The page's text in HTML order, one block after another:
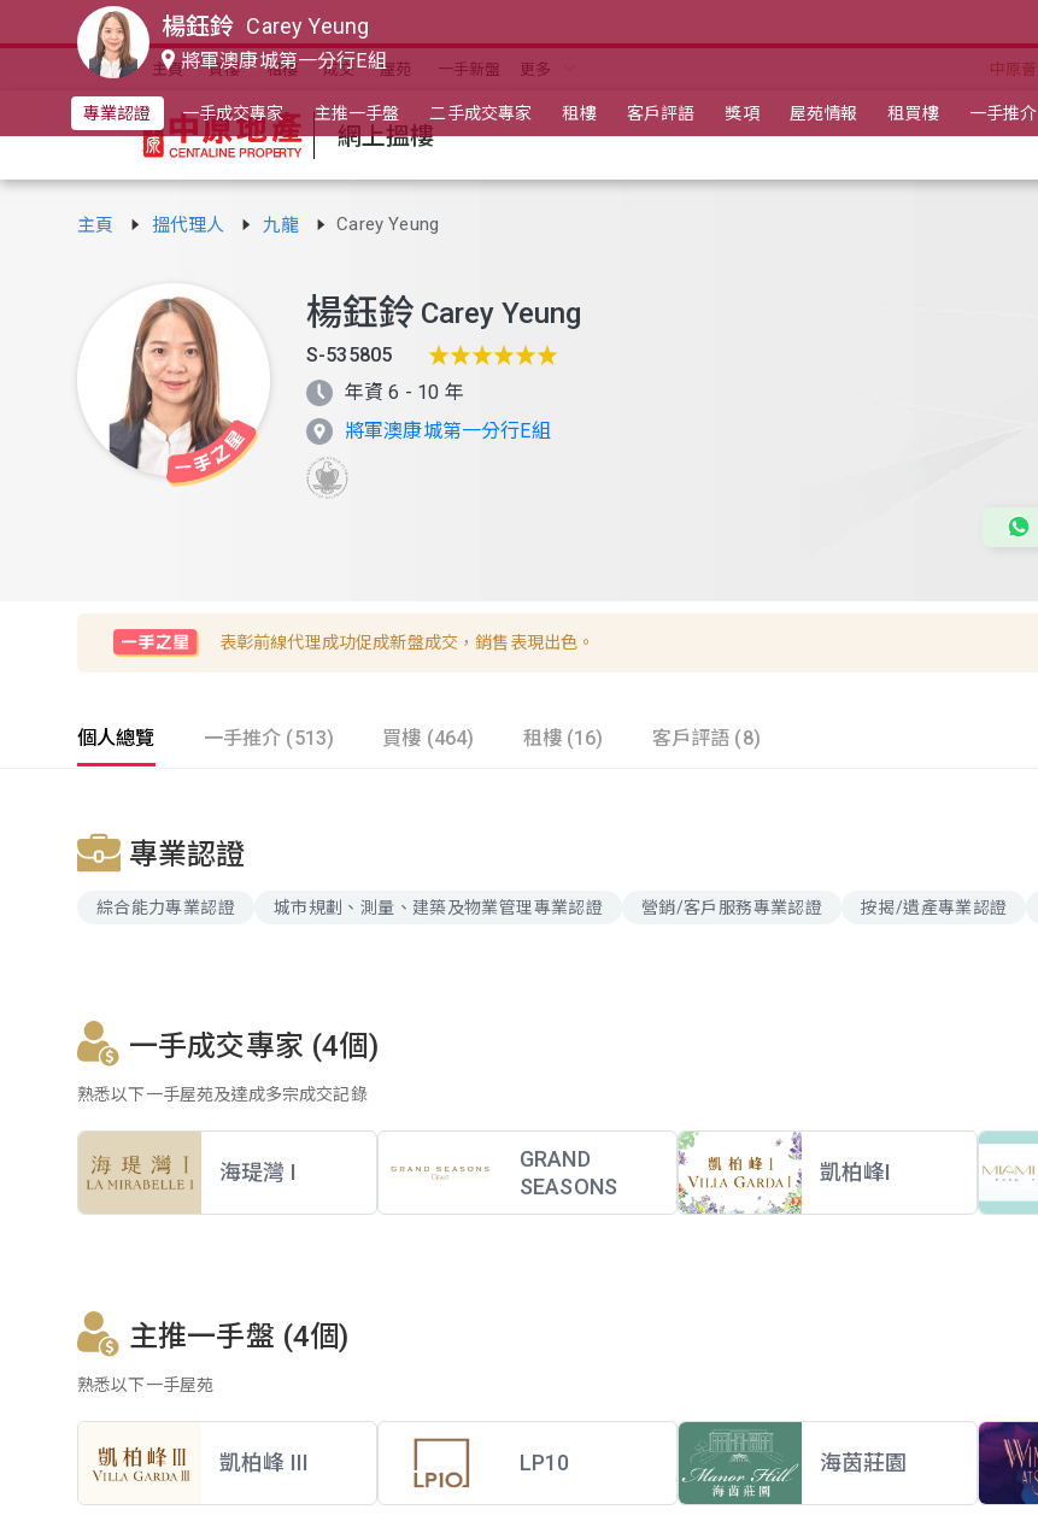
主頁 買樓 租樓 成交 屋苑 一手新盤 更多 中原薈
網上搵樓
主頁 搵代理人 九龍 Carey Yeung
楊鈺鈴 Carey Yeung
S-535805
年資 6 - 10 年
將軍澳康城第一分行E組
表彰前線代理成功促成新盤成交，銷售表現出色。
個人總覽 一手推介 (513) 買樓 (464) 租樓 (16) 客戶評語 (8)
專業認證
綜合能力專業認證 城市規劃、測量、建築及物業管理專業認證 營銷/客戶服務專業認證 按揭/遺產專業認證
一手成交專家 (4個)
熟悉以下一手屋苑及達成多宗成交記錄
海瑅灣 I
GRAND
SEASONS
凱柏峰I
主推一手盤 (4個)
熟悉以下一手屋苑
凱柏峰 III LP10 海茵莊園
楊鈺鈴 Carey Yeung
將軍澳康城第一分行E組
專業認證 一手成交專家 主推一手盤 二手成交專家 租樓 客戶評語 獎項 屋苑情報 租買樓 一手推介